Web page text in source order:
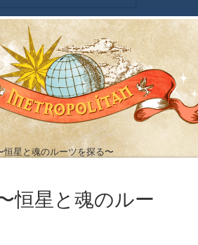
星と魂のルーツを探る〜
恒星と魂のルー